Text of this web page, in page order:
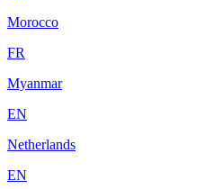
Morocco
FR
Myanmar
EN
Netherlands
EN